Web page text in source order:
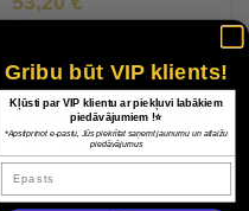
Gribu būt VIP klients!
Kļūsti par VIP klientu ar piekļuvi labākiem
piedāvājumiem !⭐
*Apstiprinot e-pastu, Jūs piekrītat saņemt jaunumu un atlaižu
piedāvājumus
Epasts